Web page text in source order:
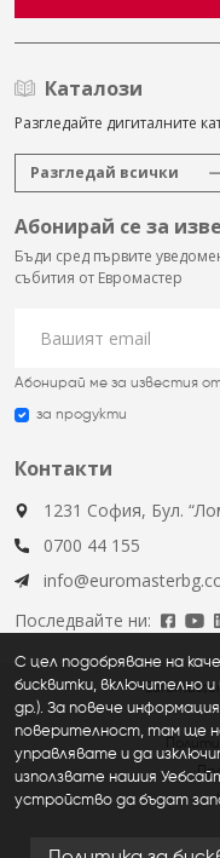
Каталози
Разгледайте дигиталните
Разгледай всички
Абонирай се за
Бъди сред първите
събития от Евромастер
Абонирай ме за известия
за продукти
Контакти
1231 София, Бул.
0700 44 155
Последвайте ни:
С цел подобряване на
бисквитки, включително
др.). За повече
поверителност, там ще
управлявате и да
използвате нашия
устройство да бъдат